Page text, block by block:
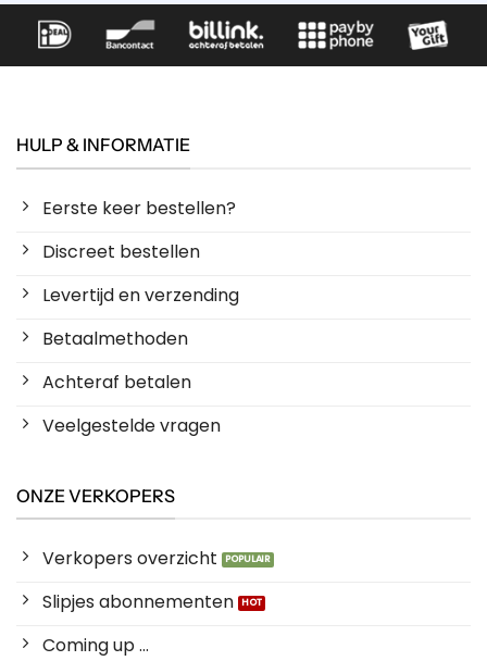
HULP & INFORMATIE
Eerste keer bestellen?
Discreet bestellen
Levertijd en verzending
Betaalmethoden
Achteraf betalen
Veelgestelde vragen
ONZE VERKOPERS
Verkopers overzicht
Slipjes abonnementen
Coming up ...